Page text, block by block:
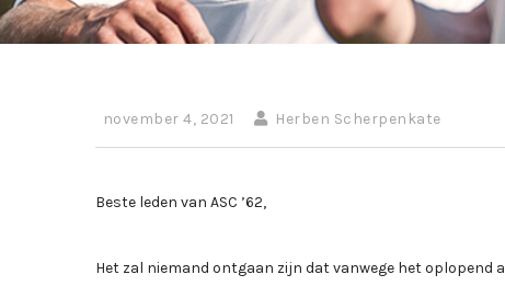
november 4, 2021 Herben Scherpenkate
Beste leden van ASC ’62,
Het zal niemand ontgaan zijn dat vanwege het